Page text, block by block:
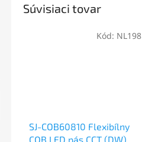
Súvisiaci tovar
SJ-COB60810 Flexibílny
COB LED pás CCT (DW)
Kód: NL198